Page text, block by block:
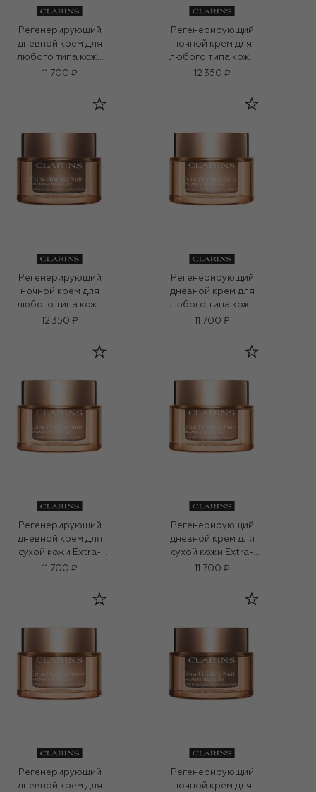
Регенерирующий
дневной крем для
любого типа кожи
Extra-Firming (50ml)
11 700 ₽
Регенерирующий
ночной крем для
любого типа кожи
Extra-Firming (50ml)
12 350 ₽
Регенерирующий
ночной крем для
любого типа кожи
Extra-Firming (50ml)
12 350 ₽
Регенерирующий
дневной крем для
любого типа кожи
SPF 15 Extra-Firming
11 700 ₽
Регенерирующий
дневной крем для
сухой кожи Extra-
Firming (50ml)
11 700 ₽
Регенерирующий
дневной крем для
сухой кожи Extra-
Firming (50ml)
11 700 ₽
Регенерирующий
дневной крем для
Регенерирующий
ночной крем для